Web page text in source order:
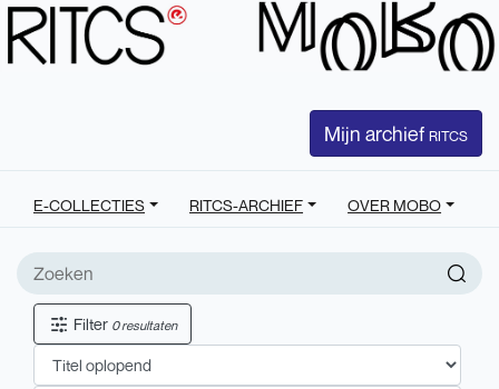
Mijn archief RITCS
E-COLLECTIES RITCS-ARCHIEF OVER MOBO
Filter 0 resultaten